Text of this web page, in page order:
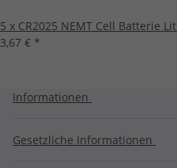
5 x CR2025 NEMT Cell Batterie
3,67 € *
Informationen
Gesetzliche Informationen